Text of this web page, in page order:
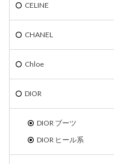
CELINE
CHANEL
Chloe
DIOR
DIOR ブーツ
DIOR ヒール系